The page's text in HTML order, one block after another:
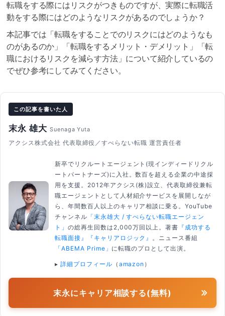
転職をする際にはリスクがつきものですが、実際に転職活
動をする際にはどのようなリスクがあるのでしょうか？
本記事では「転職をすることでのリスクにはどのようなも
のがあるのか」「転職をするメリット・デメリット」「転
職におけるリスクを減らす方法」について紹介しているの
でぜひ参考にしてみてください。
この記事を書いた人
末永 雄大 Suenaga Yuta
アクシス株式会社 代表取締役／すべらない転職 運営責任者
新卒でリクルートエージェント(現インディードリクル
ートパートナーズ)に入社。数百を超える企業の中途採
用を支援。2012年アクシス(株)設立、代表取締役兼転
職エージェントとして人材紹介サービスを展開しなが
ら、年間数百人以上のキャリア相談に乗る。YouTube
チャンネル 「末永雄大 / すべらない転職エージェン
ト」 の総再生回数は2,000万回以上。著書 『成功する
転職面接』
『キャリアロジック』
。ニュース番組
「ABEMA Prime」 に転職のプロとして出演。
▸ 詳細プロフィール （ amazon ）
末永にキャリア相談する(無料)